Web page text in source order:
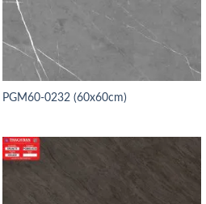
PGM60-0232 (60x60cm)